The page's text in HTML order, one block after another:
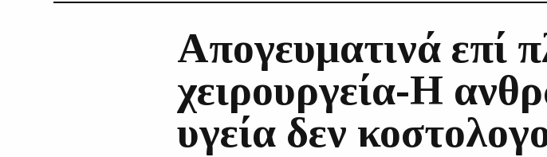
Απογευματινά επί
χειρουργεία-Η
υγεία δεν